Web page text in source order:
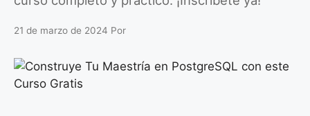
21 de marzo de 2024 Por